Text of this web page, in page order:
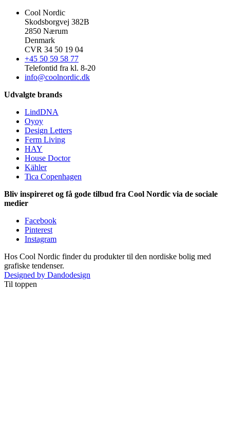
Cool Nordic
Skodsborgvej 382B
2850 Nærum
Denmark
CVR 34 50 19 04
+45 50 59 58 77
Telefontid fra kl. 8-20
info@coolnordic.dk
Udvalgte brands
LindDNA
Oyoy
Design Letters
Ferm Living
HAY
House Doctor
Kähler
Tica Copenhagen
Bliv inspireret og få gode tilbud fra Cool Nordic via de sociale
medier
Facebook
Pinterest
Instagram
Hos Cool Nordic finder du produkter til den nordiske bolig med
grafiske tendenser.
Designed by Dandodesign
Til toppen